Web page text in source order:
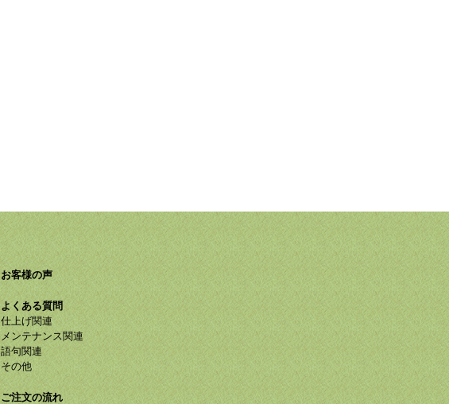
お客様の声
よくある質問
仕上げ関連
メンテナンス関連
語句関連
その他
ご注文の流れ